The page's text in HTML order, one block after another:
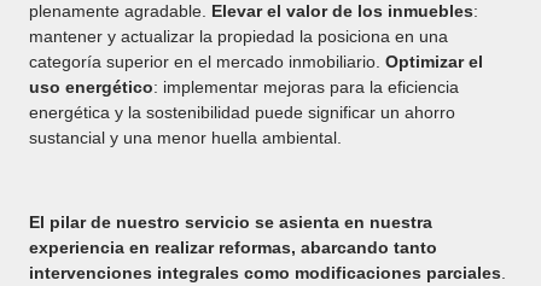
plenamente agradable. Elevar el valor de los inmuebles:
mantener y actualizar la propiedad la posiciona en una
categoría superior en el mercado inmobiliario. Optimizar el
uso energético: implementar mejoras para la eficiencia
energética y la sostenibilidad puede significar un ahorro
sustancial y una menor huella ambiental.
El pilar de nuestro servicio se asienta en nuestra
experiencia en realizar reformas, abarcando tanto
intervenciones integrales como modificaciones parciales